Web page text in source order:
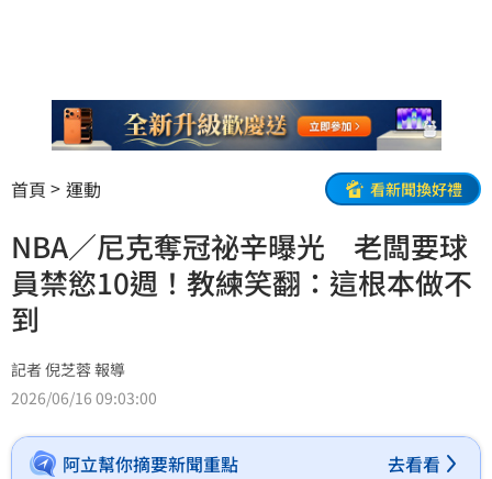
首頁 運動 看新聞換好禮
NBA／尼克奪冠祕辛曝光 老闆要球
員禁慾10週！教練笑翻：這根本做不
到
記者 倪芝蓉 報導
2026/06/16 09:03:00
阿立幫你摘要新聞重點 去看看